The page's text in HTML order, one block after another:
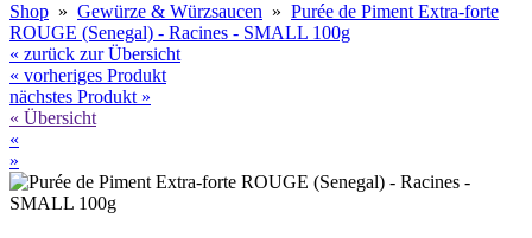
Shop » Gewürze & Würzsaucen » Purée de Piment Extra-forte
ROUGE (Senegal) - Racines - SMALL 100g
« zurück zur Übersicht
« vorheriges Produkt
nächstes Produkt »
« Übersicht
«
»